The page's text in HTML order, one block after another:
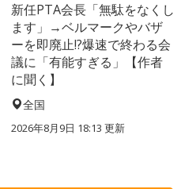
新任PTA会長「無駄をなくし
ます」→ベルマークやバザ
ーを即廃止!?爆速で終わる会
議に「有能すぎる」【作者
に聞く】
全国
2026年8月9日 18:13 更新